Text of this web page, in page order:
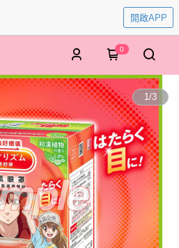
開啟APP
0
1/3